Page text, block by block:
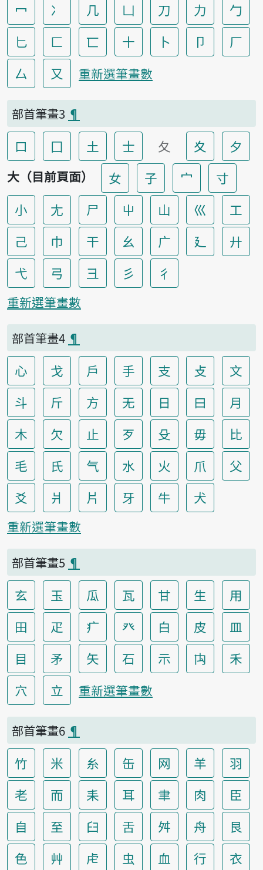
冖 冫 几 凵 刀 力
勹
匕
匚 匸 十 卜 卩
厂
厶
又 重新選筆畫數
部首筆畫3 ¶
口 囗 土 士 夂 夊 夕
大（目前頁面） 女 子 宀
寸
小
尢 尸 屮 山 巛
工
己
巾 干 幺 广 廴
廾
弋
弓 彐 彡 彳
重新選筆畫數
部首筆畫4 ¶
心 戈 戶 手 支 攴
文
斗
斤 方 无 日 曰
月
木
欠 止 歹 殳 毋
比
毛
氏 气 水 火 爪
父
爻
爿 片 牙 牛 犬
重新選筆畫數
部首筆畫5 ¶
玄 玉 瓜 瓦 甘 生
用
田
疋 疒 癶 白 皮
皿
目
矛 矢 石 示 禸
禾
穴
立 重新選筆畫數
部首筆畫6 ¶
竹 米 糸 缶 网 羊
羽
老
而 耒 耳 聿 肉
臣
自
至 臼 舌 舛 舟
艮
色
艸 虍 虫 血 行
衣